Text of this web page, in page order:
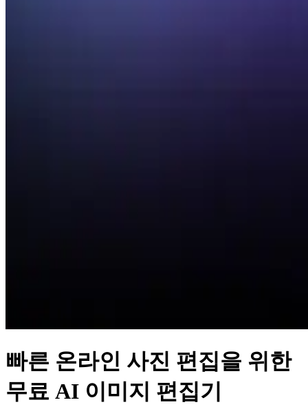
빠른 온라인 사진 편집을 위한
무료 AI 이미지 편집기